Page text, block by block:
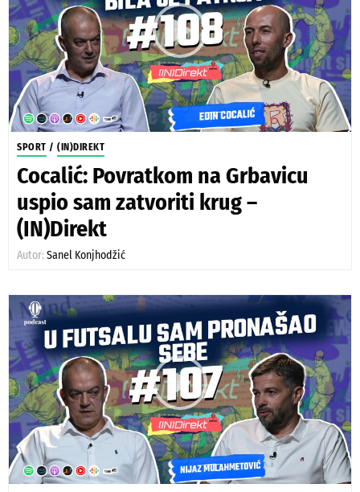
SPORT / (IN)DIREKT
Cocalić: Povratkom na Grbavicu
uspio sam zatvoriti krug –
(IN)Direkt
Autor: Sanel Konjhodžić